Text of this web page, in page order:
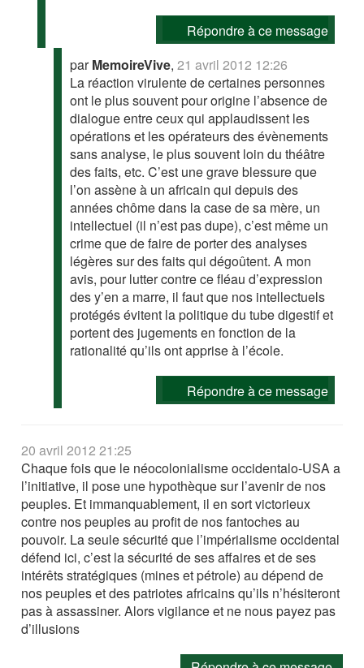
Répondre à ce message
parMemoireVive,21 avril 2012 12:26
La réaction virulente de certaines personnes
ont le plus souvent pour origine l’absence de
dialogue entre ceux qui applaudissent les
opérations et les opérateurs des évènements
sans analyse, le plus souvent loin du théâtre
des faits, etc. C’est une grave blessure que
l’on assène à un africain qui depuis des
années chôme dans la case de sa mère, un
intellectuel (il n’est pas dupe), c’est même un
crime que de faire de porter des analyses
légères sur des faits qui dégoûtent. A mon
avis, pour lutter contre ce fléau d’expression
des y’en a marre, il faut que nos intellectuels
protégés évitent la politique du tube digestif et
portent des jugements en fonction de la
rationalité qu’ils ont apprise à l’école.
Répondre à ce message
20 avril 2012 21:25
Chaque fois que le néocolonialisme occidentalo-USA a
l’initiative, il pose une hypothèque sur l’avenir de nos
peuples. Et immanquablement, il en sort victorieux
contre nos peuples au profit de nos fantoches au
pouvoir. La seule sécurité que l’impérialisme occidental
défend ici, c’est la sécurité de ses affaires et de ses
intérêts stratégiques (mines et pétrole) au dépend de
nos peuples et des patriotes africains qu’ils n’hésiteront
pas à assassiner. Alors vigilance et ne nous payez pas
d’illusions